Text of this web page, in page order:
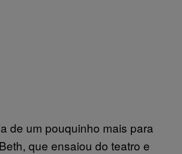
de um pouquinho mais para
que ensaiou do teatro e